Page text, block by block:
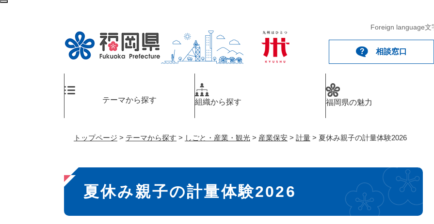
ペ
Foreign language文
相談窓口
テーマから探す 組織から探す 福岡県の魅力
トップページ > テーマから探す > しごと・産業・観光 > 産業保安 > 計量 > 夏休み親子の計量体験2026
本
文
夏休み親子の計量体験2026